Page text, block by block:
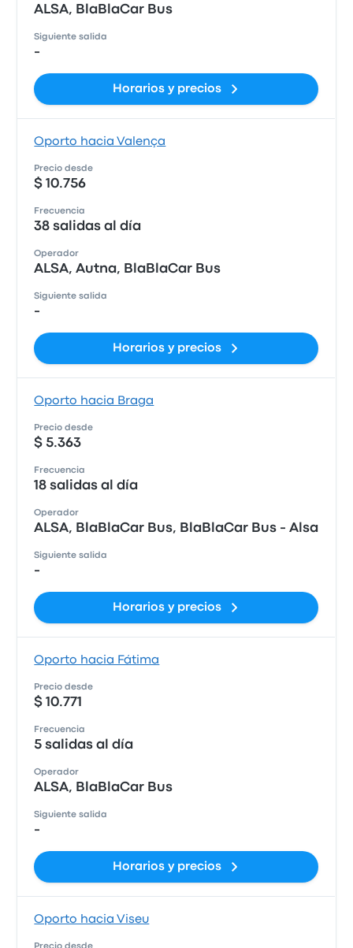
ALSA, BlaBlaCar Bus
Siguiente salida
-
Horarios y precios
Oporto hacia Valença
Precio desde
$ 10.756
Frecuencia
38 salidas al día
Operador
ALSA, Autna, BlaBlaCar Bus
Siguiente salida
-
Horarios y precios
Oporto hacia Braga
Precio desde
$ 5.363
Frecuencia
18 salidas al día
Operador
ALSA, BlaBlaCar Bus, BlaBlaCar Bus - Alsa
Siguiente salida
-
Horarios y precios
Oporto hacia Fátima
Precio desde
$ 10.771
Frecuencia
5 salidas al día
Operador
ALSA, BlaBlaCar Bus
Siguiente salida
-
Horarios y precios
Oporto hacia Viseu
Precio desde